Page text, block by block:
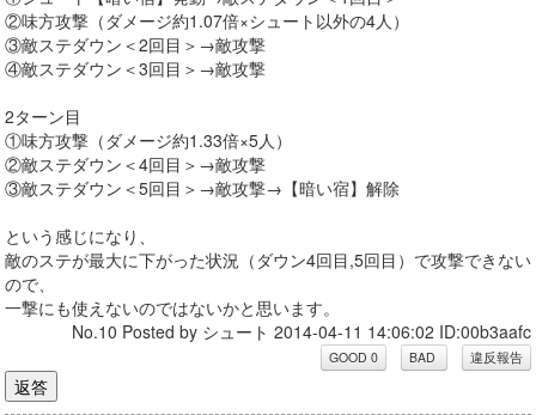
②味方攻撃（ダメージ約1.07倍×シュート以外の4人）
③敵ステダウン＜2回目＞→敵攻撃
④敵ステダウン＜3回目＞→敵攻撃
2ターン目
①味方攻撃（ダメージ約1.33倍×5人）
②敵ステダウン＜4回目＞→敵攻撃
③敵ステダウン＜5回目＞→敵攻撃→【暗い宿】解除
という感じになり、
敵のステが最大に下がった状況（ダウン4回目,5回目）で攻撃できない
ので、
一撃にも使えないのではないかと思います。
No.10 Posted by シュート 2014-04-11 14:06:02 ID:00b3aafc